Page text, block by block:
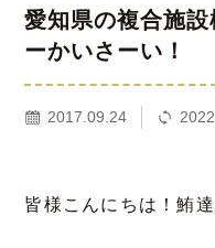
愛知県の複合施
ーかいさーい！
2017.09.24
皆様こんにちは！鮪